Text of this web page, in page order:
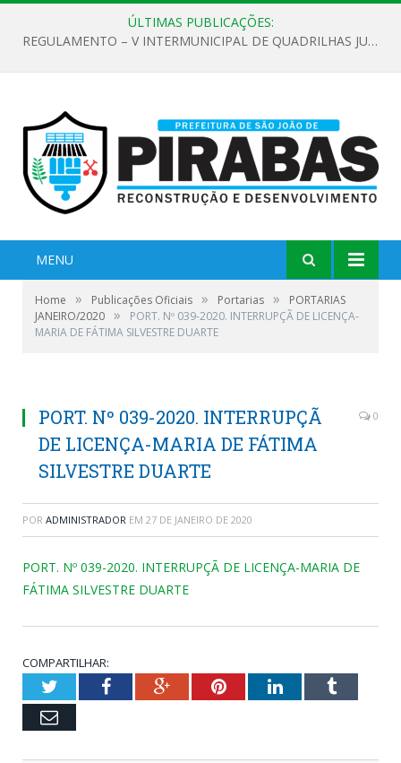
ÚLTIMAS PUBLICAÇÕES:
REGULAMENTO – V INTERMUNICIPAL DE QUADRILHAS JUNINAS 2026
MENU
Home » Publicações Oficiais » Portarias »
PORTARIAS
JANEIRO/2020 »
PORT. Nº 039-2020. INTERRUPÇÃ DE LICENÇA-
MARIA DE FÁTIMA SILVESTRE DUARTE
PORT. Nº 039-2020. INTERRUPÇÃ
DE LICENÇA-MARIA DE FÁTIMA
SILVESTRE DUARTE
0
POR ADMINISTRADOR EM 27 DE JANEIRO DE 2020
PORT. Nº 039-2020. INTERRUPÇÃ DE LICENÇA-MARIA DE
FÁTIMA SILVESTRE DUARTE
COMPARTILHAR:
TwitterFacebookGoogle+PinterestLinkedInTumblr
Email